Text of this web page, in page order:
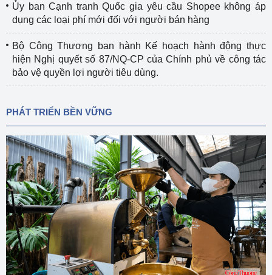
Ủy ban Cạnh tranh Quốc gia yêu cầu Shopee không áp
dụng các loại phí mới đối với người bán hàng
Bộ Công Thương ban hành Kế hoạch hành động thực
hiện Nghị quyết số 87/NQ-CP của Chính phủ về công tác
bảo vệ quyền lợi người tiêu dùng.
PHÁT TRIỂN BỀN VỮNG